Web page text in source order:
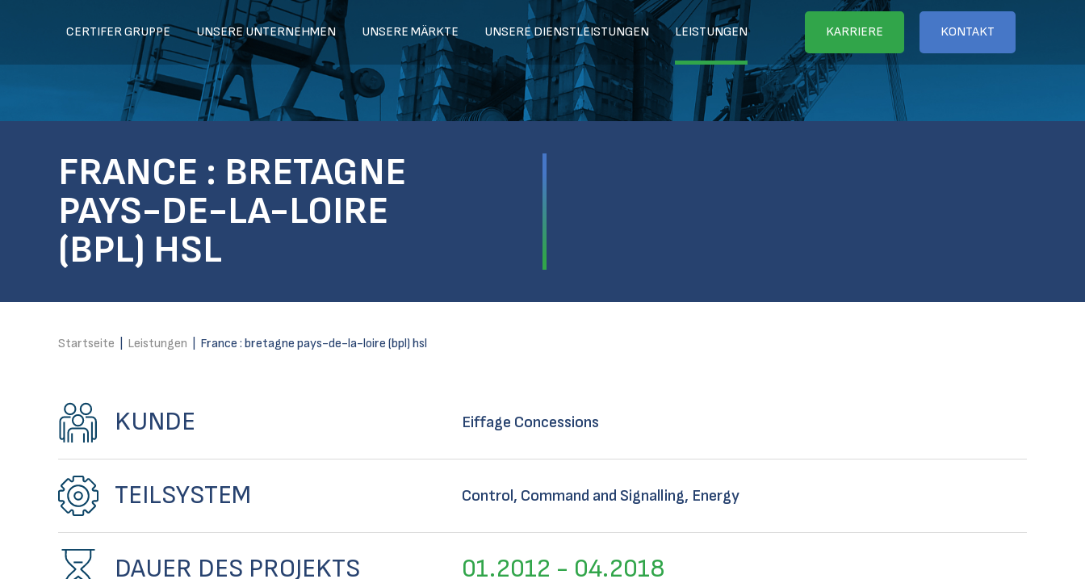
CERTIFER GRUPPE UNSERE UNTERNEHMEN UNSERE MÄRKTE UNSERE DIENSTLEISTUNGEN LEISTUNGEN KARRIERE KONTAKT
FRANCE : BRETAGNE
PAYS-DE-LA-LOIRE
(BPL) HSL
Startseite Leistungen France : bretagne pays-de-la-loire (bpl) hsl
KUNDE Eiffage Concessions
TEILSYSTEM Control, Command and Signalling, Energy
DAUER DES PROJEKTS 01.2012 - 04.2018